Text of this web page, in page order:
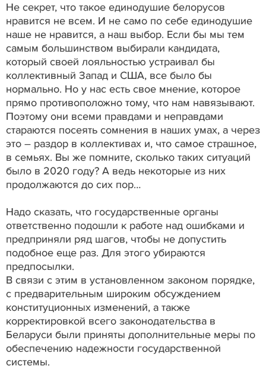
Не секрет, что такое единодушие белорусов
нравится не всем. И не само по себе единодушие
наше не нравится, а наш выбор. Если бы мы тем
самым большинством выбирали кандидата,
который своей лояльностью устраивал бы
коллективный Запад и США, все было бы
нормально. Но у нас есть свое мнение, которое
прямо противоположно тому, что нам навязывают.
Поэтому они всеми правдами и неправдами
стараются посеять сомнения в наших умах, а через
это – раздор в коллективах и, что самое страшное,
в семьях. Вы же помните, сколько таких ситуаций
было в 2020 году? А ведь некоторые из них
продолжаются до сих пор…
Надо сказать, что государственные органы
ответственно подошли к работе над ошибками и
предприняли ряд шагов, чтобы не допустить
подобное еще раз. Для этого убираются
предпосылки.
В связи с этим в установленном законом порядке,
с предварительным широким обсуждением
конституционных изменений, а также
корректировкой всего законодательства в
Беларуси были приняты дополнительные меры по
обеспечению надежности государственной
системы.